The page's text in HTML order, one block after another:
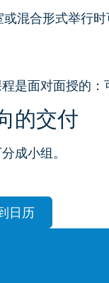
混合形式举行时
是面对面授的
的交付
成小组。
日历